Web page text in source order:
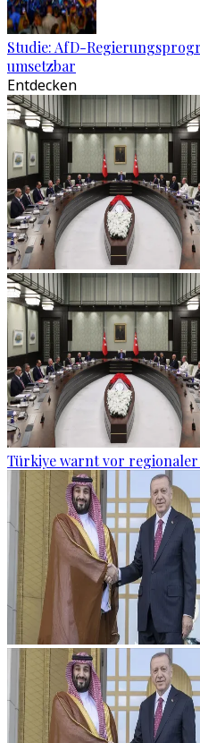
Studie: AfD-
umsetzbar
Entdecken
Türkiye warnt vor